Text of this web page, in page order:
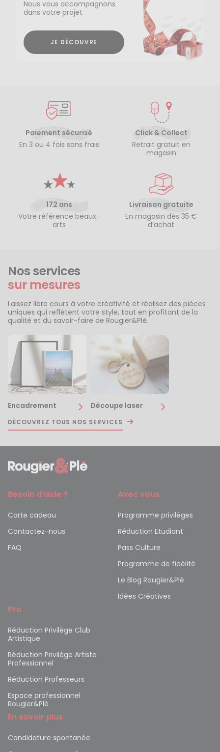
Nous vous accompagnons
dans votre projet
JE DÉCOUVRE
Paiement sécurisé
En 3 ou 4 fois sans frais
Click & Collect
Retrait gratuit en
magasin
172 ans
Votre référence beaux-
arts
Livraison gratuite
En magasin dès 35 €
d’achat
Nos services
sur mesures
Laissez libre cours à votre créativité et réalisez des pièces
uniques qui reflètent votre style, tout en profitant de la
qualité et du savoir-faire de Rougier&Plé.
Encadrement Découpe laser
DÉCOUVREZ TOUS NOS SERVICES
Besoin d’aide ?
Carte cadeau
Contactez-nous
FAQ
Avec vous
Programme privilèges
Réduction Etudiant
Pass Culture
Programme de fidélité
Le Blog Rougier&Plé
Idées Créatives
Pro
Réduction Privilège Club
Artistique
Réduction Privilège Artiste
Professionnel
Réduction Professeurs
Espace professionnel
Rougier&Plé
En savoir plus
Candidature spontanée